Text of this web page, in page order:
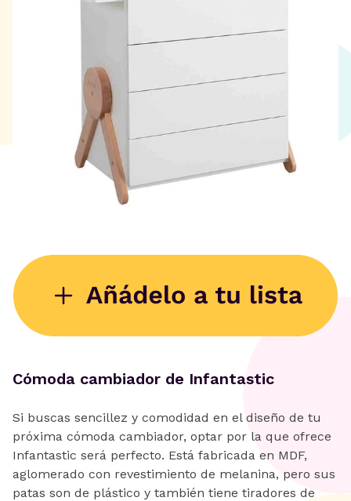
Cómoda cambiador de Infantastic
Si buscas sencillez y comodidad en el diseño de tu
próxima cómoda cambiador, optar por la que ofrece
Infantastic será perfecto. Está fabricada en MDF,
aglomerado con revestimiento de melanina, pero sus
patas son de plástico y también tiene tiradores de